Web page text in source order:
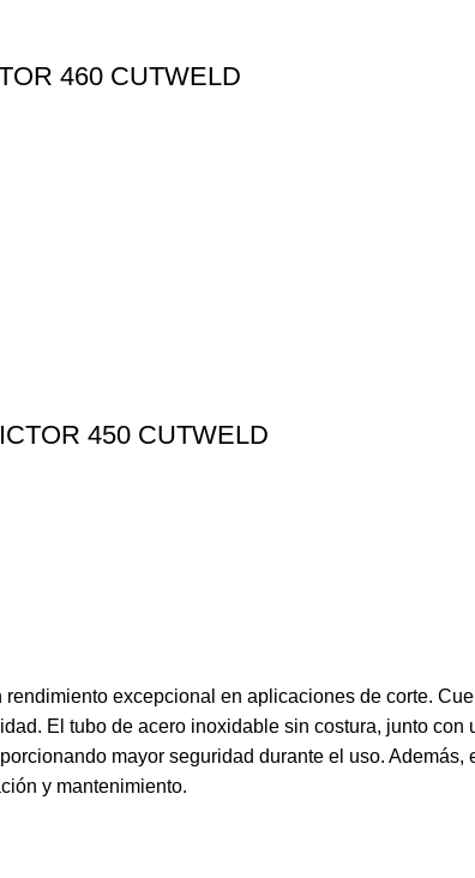
460 CUTWELD
450 CUTWELD
excepcional en aplicaciones de corte.
El tubo de acero inoxidable sin costura, junto
mayor seguridad durante el uso. Además,
y mantenimiento.